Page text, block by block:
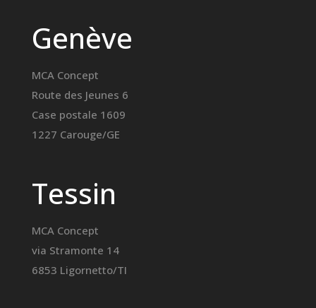
Genève
MCA Concept
Route des Jeunes 6
Case postale 1609
1227 Carouge/GE
Tessin
MCA Concept
via Stramonte 14
6853 Ligornetto/TI